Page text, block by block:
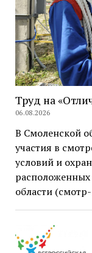
Труд на
06.08.2026
В Смоленской
участия в
условий и
области